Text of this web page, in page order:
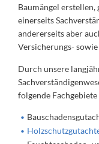
Baumängel erstellen,
einerseits
andererseits aber
Versicherungs-
Durch unsere
folgende Fachgebiete